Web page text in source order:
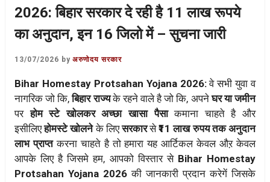
2026: बिहार सरकार दे रही है 11 लाख रूपये
का अनुदान, इन 16 जिलो में – सुचना जारी
13/07/2026 byअरुणोदय सरकार
Bihar Homestay Protsahan Yojana 2026:वे सभी युवा व
नागरिक जो कि,बिहार राज्यके रहने वाले है जो कि, अपनेघर या जमीन
परहोम स्टे खोलकर अच्छा खासा पैसाकमाना चाहते है और
इसीलिएहोमस्टे खोलनेके लिएसरकारसे₹11 लाख रुपय तक अनुदान
लाभ प्राप्तकरना चाहते है तो हमारा यह आर्टिकल केवल औऱ केवल
आपके लिए है जिसमे हम, आपको विस्तार से Bihar Homestay
Protsahan Yojana 2026 की जानकारी प्रदान करेगें जिसके